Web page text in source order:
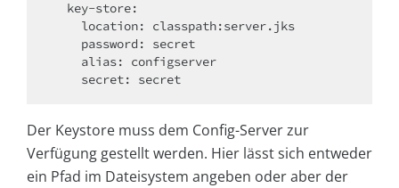
    secret: secret
Der Keystore muss dem Config-Server zur
Verfügung gestellt werden. Hier lässt sich entweder
ein Pfad im Dateisystem angeben oder aber der